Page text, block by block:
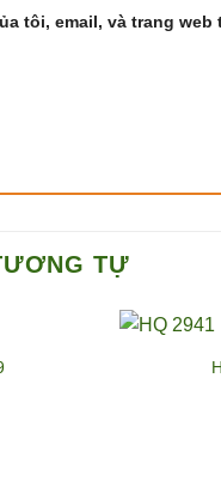
tôi, email, và trang
TỰ